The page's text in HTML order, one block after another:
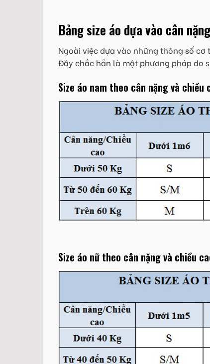
Bảng size áo dựa vào cân
Ngoài việc dựa vào những thông số
Đây chắc hẳn là một phương pháp do
Size áo nam theo cân nặng và chiều
Size áo nữ theo cân nặng và chiều